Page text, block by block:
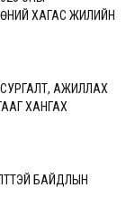
ХАГАС ЖИЛИЙН
АЖИЛЛАХ
ХАНГАХ
БАЙДЛЫН